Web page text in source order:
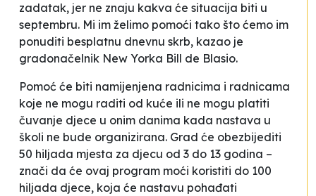
zadatak, jer ne znaju kakva će situacija biti u
septembru. Mi im želimo pomoći tako što ćemo im
ponuditi besplatnu dnevnu skrb, kazao je
gradonačelnik New Yorka Bill de Blasio.
Pomoć će biti namijenjena radnicima i radnicama
koje ne mogu raditi od kuće ili ne mogu platiti
čuvanje djece u onim danima kada nastava u
školi ne bude organizirana. Grad će obezbijediti
50 hiljada mjesta za djecu od 3 do 13 godina –
znači da će ovaj program moći koristiti do 100
hiljada djece, koja će nastavu pohađati